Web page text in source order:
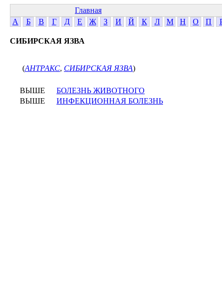
Главная
А
Б В Г Д Е Ж З И Й К Л М Н О П
СИБИРСКАЯ ЯЗВА
(АНТРАКС, СИБИРСКАЯ ЯЗВА)
ВЫШЕ
БОЛЕЗНЬ ЖИВОТНОГО
ВЫШЕ
ИНФЕКЦИОННАЯ БОЛЕЗНЬ